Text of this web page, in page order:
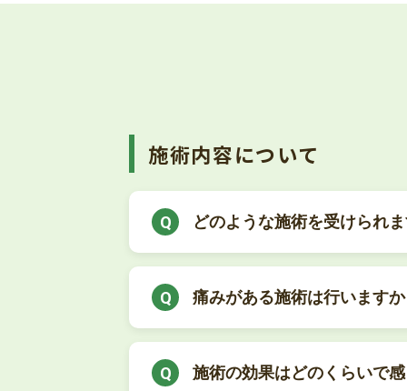
施術内容について
どのような施術を受けられ
痛みがある施術は行います
施術の効果はどのくらいで